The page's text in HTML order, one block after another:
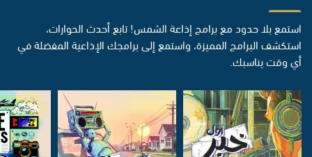
استمع بلا حدود مع برامج إذاعة الشمس! تابع أحدث الحوارات،
استكشف البرامج المميزة، واستمع إلى برامجك الإذاعية المفضلة في
أي وقت يناسبك.